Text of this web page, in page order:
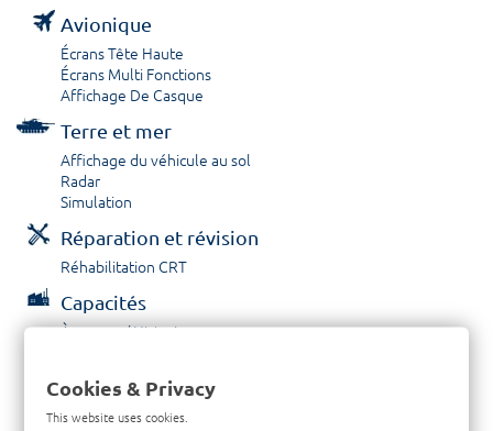
Avionique
Écrans Tête Haute
Écrans Multi Fonctions
Affichage De Casque
Terre et mer
Affichage du véhicule au sol
Radar
Simulation
Réparation et révision
Réhabilitation CRT
Capacités
À propos / Historique
Contactez nous
Cookies & Privacy
This website uses cookies.